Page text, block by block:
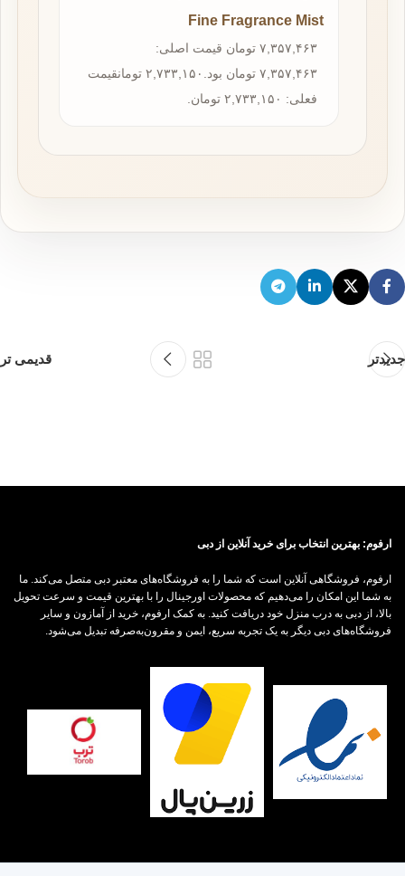
Fine Fragrance Mist
۷,۳۵۷,۴۶۳ تومان قیمت اصلی:
۷,۳۵۷,۴۶۳ تومان بود.۲,۷۳۳,۱۵۰ تومانقیمت
فعلی: ۲,۷۳۳,۱۵۰ تومان.
جدیدتر قدیمی تر
ارفوم: بهترین انتخاب برای خرید آنلاین از دبی
ارفوم، فروشگاهی آنلاین است که شما را به فروشگاه‌های معتبر دبی متصل می‌کند. ما
به شما این امکان را می‌دهیم که محصولات اورجینال را با بهترین قیمت و سرعت تحویل
بالا، از دبی به درب منزل خود دریافت کنید. به کمک ارفوم، خرید از آمازون و سایر
فروشگاه‌های دبی دیگر به یک تجربه سریع، ایمن و مقرون‌به‌صرفه تبدیل می‌شود.